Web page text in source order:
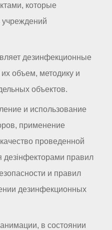
которые
учреждений
дезинфекционные
объем, методику и
объектов.
и использование
применение
проведенной
правил
и правил
дезинфекционных
в состоянии